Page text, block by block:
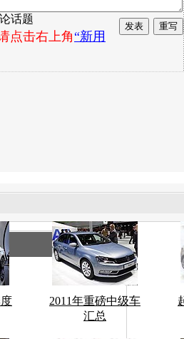
话题
点击右上角“新用
2011年重磅中级车
汇总